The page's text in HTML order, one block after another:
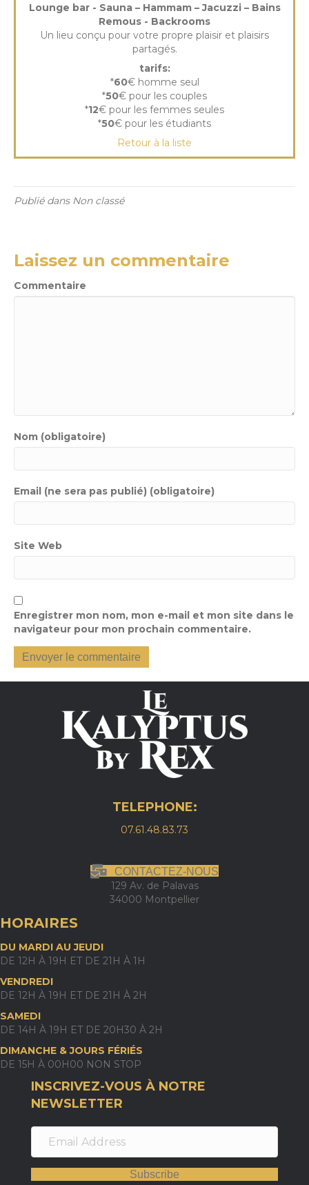
Lounge bar - Sauna – Hammam – Jacuzzi – Bains
Remous - Backrooms
Un lieu conçu pour votre propre plaisir et plaisirs
partagés.
tarifs:
*60€ homme seul
*50€ pour les couples
*12€ pour les femmes seules
*50€ pour les étudiants
Retour à la liste
Publié dans Non classé
Laissez un commentaire
Commentaire
Nom (obligatoire)
Email (ne sera pas publié) (obligatoire)
Site Web
Enregistrer mon nom, mon e-mail et mon site dans le
navigateur pour mon prochain commentaire.
TELEPHONE:
07.61.48.83.73
CONTACTEZ-NOUS
129 Av. de Palavas
34000 Montpellier
HORAIRES
DU MARDI AU JEUDI
DE 12H À 19H ET DE 21H À 1H
VENDREDI
DE 12H À 19H ET DE 21H À 2H
SAMEDI
DE 14H À 19H ET DE 20H30 À 2H
DIMANCHE & JOURS FÉRIÉS
DE 15H À 00H00 NON STOP
INSCRIVEZ-VOUS À NOTRE
NEWSLETTER
Subscribe